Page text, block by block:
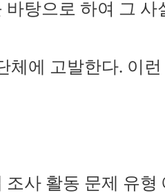
바탕으로 하여 그
체에 고발한다. 이
조사 활동 문제 유형